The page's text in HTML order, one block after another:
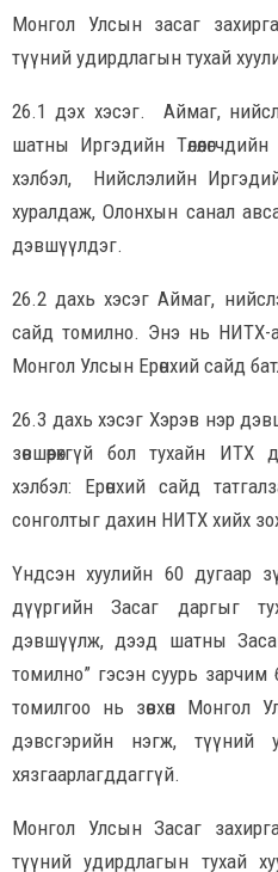
Монгол Улсын засаг
түүний удирдлагын тухай
26.1 дэх хэсэг. Аймаг,
шатны Иргэдийн
хэлбэл, Нийслэлийн
хуралдаж, Олонхын санал
дэвшүүлдэг.
26.2 дахь хэсэг Аймаг,
сайд томилно. Энэ нь НИТХ-
Монгол Улсын Ерөнхий сайд
26.3 дахь хэсэг Хэрэв нэр
зөвшөөрөхгүй бол тухайн ИТХ
хэлбэл: Ерөнхий сайд
сонголтыг дахин НИТХ хийх
Үндсэн хуулийн 60 дугаар
дүүргийн Засаг даргыг
дэвшүүлж, дээд шатны
томилно” гэсэн суурь
томилгоо нь зөвхөн Монгол
дэвсгэрийн нэгж, түүний
хязгаарлагддаггүй.
Монгол Улсын Засаг
түүний удирдлагын тухай